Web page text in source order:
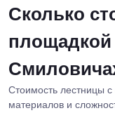
Сколько
площадкой
Стоимость лестницы
материалов и